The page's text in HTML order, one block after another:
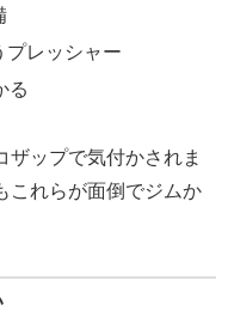
プレッシャー
る
ザップで気付かされま
これらが面倒でジムか